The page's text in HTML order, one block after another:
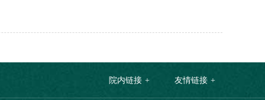
院内链接 友情链接